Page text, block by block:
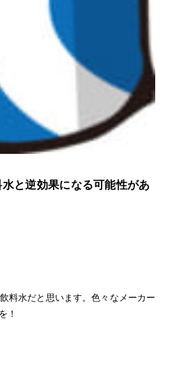
と逆効果になる可能性があ
料水だと思います。色々なメーカー
！